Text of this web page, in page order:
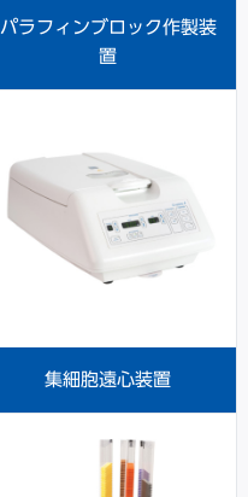
パラフィンブロック作製装
置
集細胞遠心装置